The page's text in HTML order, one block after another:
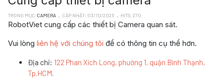
TRONG MỤC:CAMERA CẬP NHẬT: 03/10/2025 HITS: 270
RobotViet cung cấp các thiết bị Camera quan sát.
Vui lòng liên hệ với chúng tôi để có thông tin cụ thể hơn.
Địa chỉ: 122 Phan Xích Long, phường 1, quận Bình Thạnh,
Tp.HCM.